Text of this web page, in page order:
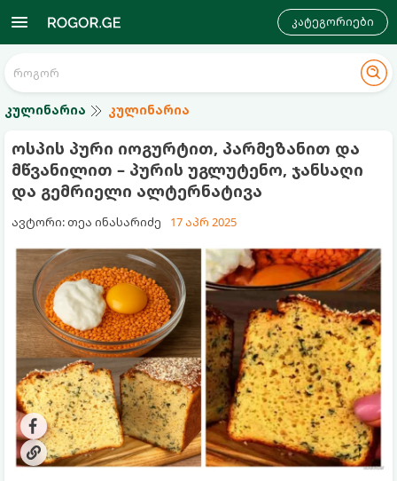
კატეგორიები
კულინარია კულინარია
ოსპის პური იოგურტით, პარმეზანით და
მწვანილით – პურის უგლუტენო, ჯანსაღი
და გემრიელი ალტერნატივა
ავტორი: თეა ინასარიძე 17 აპრ 2025